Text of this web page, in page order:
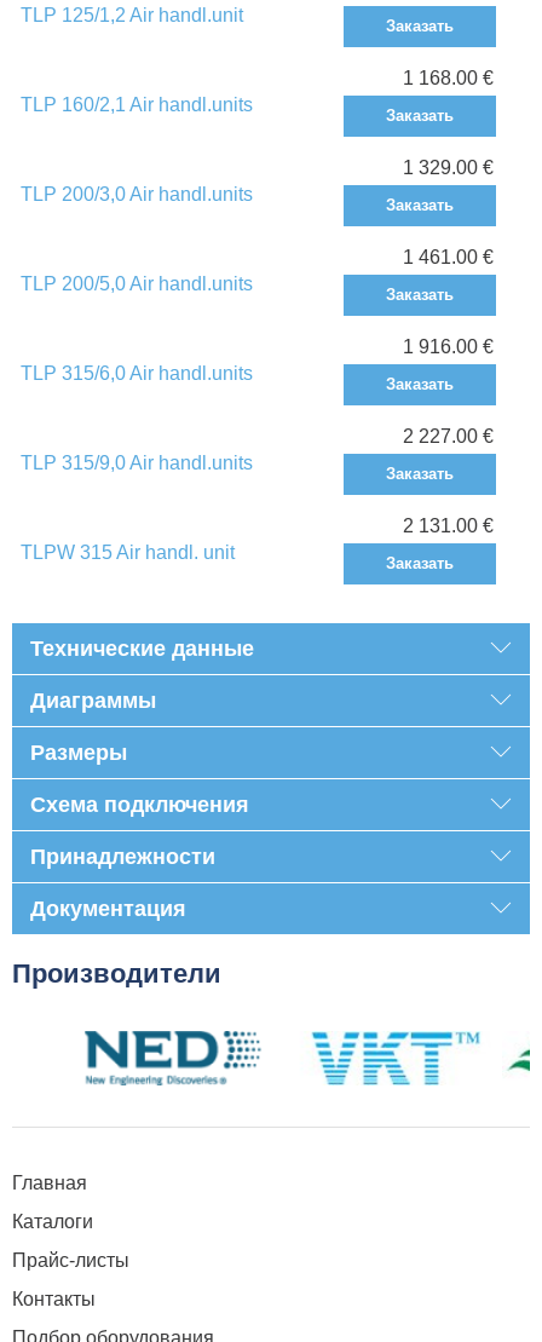
TLP 125/1,2 Air handl.unit
Заказать
TLP 160/2,1 Air handl.units
1 168.00 €
Заказать
TLP 200/3,0 Air handl.units
1 329.00 €
Заказать
TLP 200/5,0 Air handl.units
1 461.00 €
Заказать
TLP 315/6,0 Air handl.units
1 916.00 €
Заказать
TLP 315/9,0 Air handl.units
2 227.00 €
Заказать
TLPW 315 Air handl. unit
2 131.00 €
Заказать
Технические данные
Диаграммы
Размеры
Схема подключения
Принадлежности
Документация
Производители
Главная
Каталоги
Прайс-листы
Контакты
Подбор оборудования